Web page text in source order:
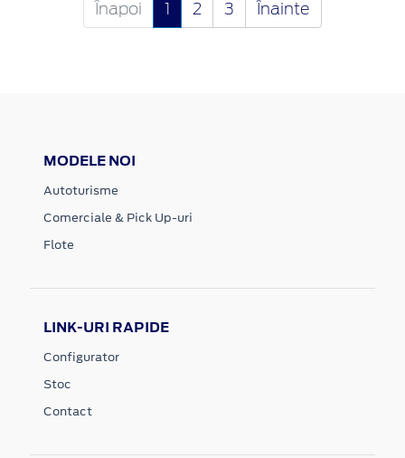
Înapoi 2 3 Înainte
MODELE NOI
Autoturisme
Comerciale & Pick Up-uri
Flote
LINK-URI RAPIDE
Configurator
Stoc
Contact